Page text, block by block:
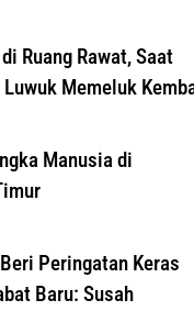
Ruang Rawat, Saat
Memeluk
Manusia di
Peringatan Keras
Baru: Susah